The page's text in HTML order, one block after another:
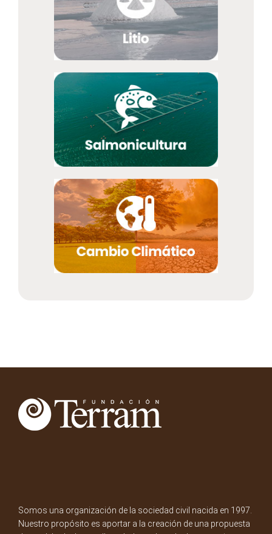
Somos una organización de la sociedad civil nacida en 1997.
Nuestro propósito es aportar a la creación de una propuesta